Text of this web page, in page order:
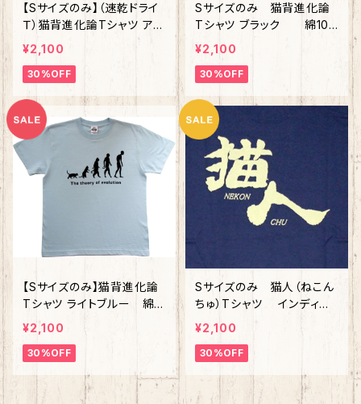
【Sサイズのみ】（速乾ドライ
Ｔ）猫背進化論Tシャツ アイ
ビーグリーン
¥2,100
30%OFF
Sサイズのみ 猫背進化論
Tシャツ ブラック 綿10
0%
¥2,100
30%OFF
【Sサイズのみ】猫背進化論
Tシャツ ライトブルー 綿1
00%
¥2,100
30%OFF
Sサイズのみ 猫人（ねこん
ちゅ）Tシャツ インディ
ゴ 綿100%
¥2,100
30%OFF